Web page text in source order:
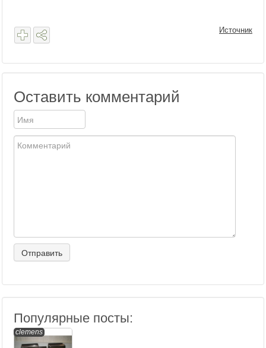
Источник
Оставить комментарий
Популярные посты:
clemens